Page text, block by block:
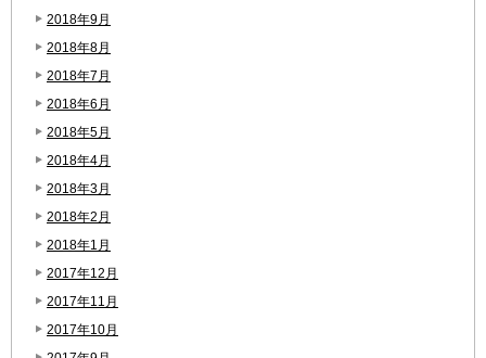
2018年9月
2018年8月
2018年7月
2018年6月
2018年5月
2018年4月
2018年3月
2018年2月
2018年1月
2017年12月
2017年11月
2017年10月